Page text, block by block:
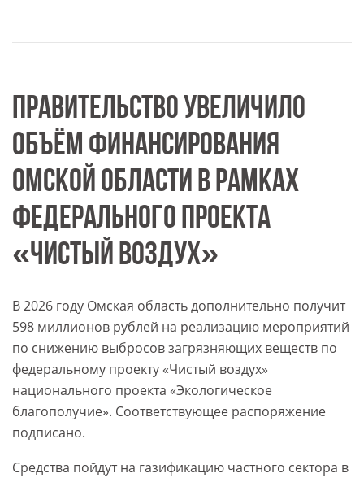
ПРАВИТЕЛЬСТВО УВЕЛИЧИЛО
ОБЪЁМ ФИНАНСИРОВАНИЯ
ОМСКОЙ ОБЛАСТИ В РАМКАХ
ФЕДЕРАЛЬНОГО ПРОЕКТА
«ЧИСТЫЙ ВОЗДУХ»
В 2026 году Омская область дополнительно получит
598 миллионов рублей на реализацию мероприятий
по снижению выбросов загрязняющих веществ по
федеральному проекту «Чистый воздух»
национального проекта «Экологическое
благополучие». Соответствующее распоряжение
подписано.
Средства пойдут на газификацию частного сектора в